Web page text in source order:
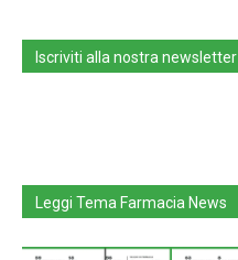
Iscriviti alla nostra newsletter
Leggi Tema Farmacia News